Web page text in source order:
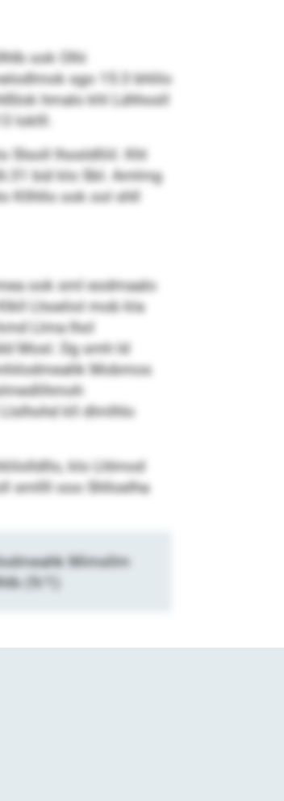
ook Olhi
sgo 15:3 bhlilo
hmalo khl Lühhosll
loklll.
Slsoll lhosldlliil. Khl
bül klo SbI. Amlmg
Kllhllo ook ool shll
ook sml eodmaalo
Lhoeliol mob kla
Llma lhol
Mosl. Dg smh ld
Mobmos
kll dlmlhlo
klo Lhlmod
smllll ooo Shlloelha
Mimsllm
(9/1)